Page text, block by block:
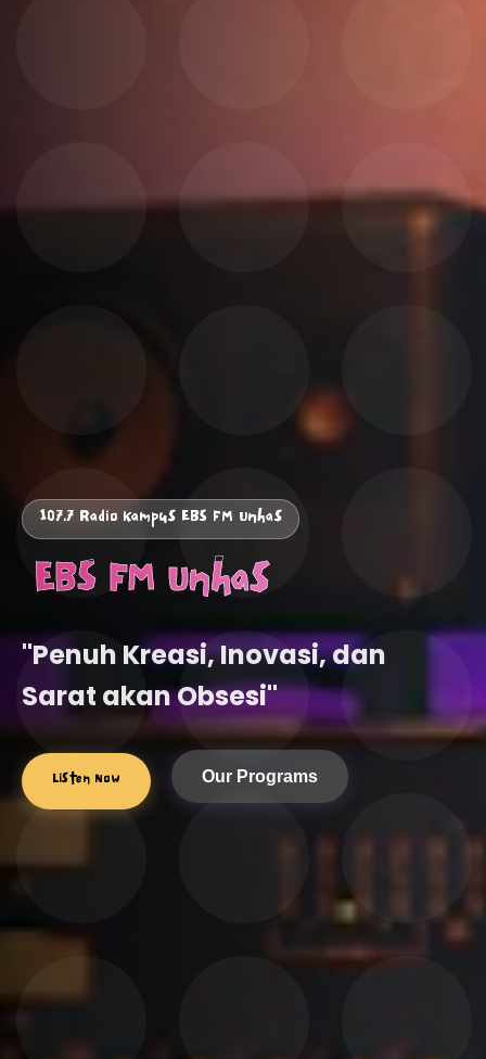
107.7 Radio Kampus EBS FM Unhas
️ EBS FM Unhas
"Penuh Kreasi, Inovasi, dan
Sarat akan Obsesi"
Listen Now Our Programs